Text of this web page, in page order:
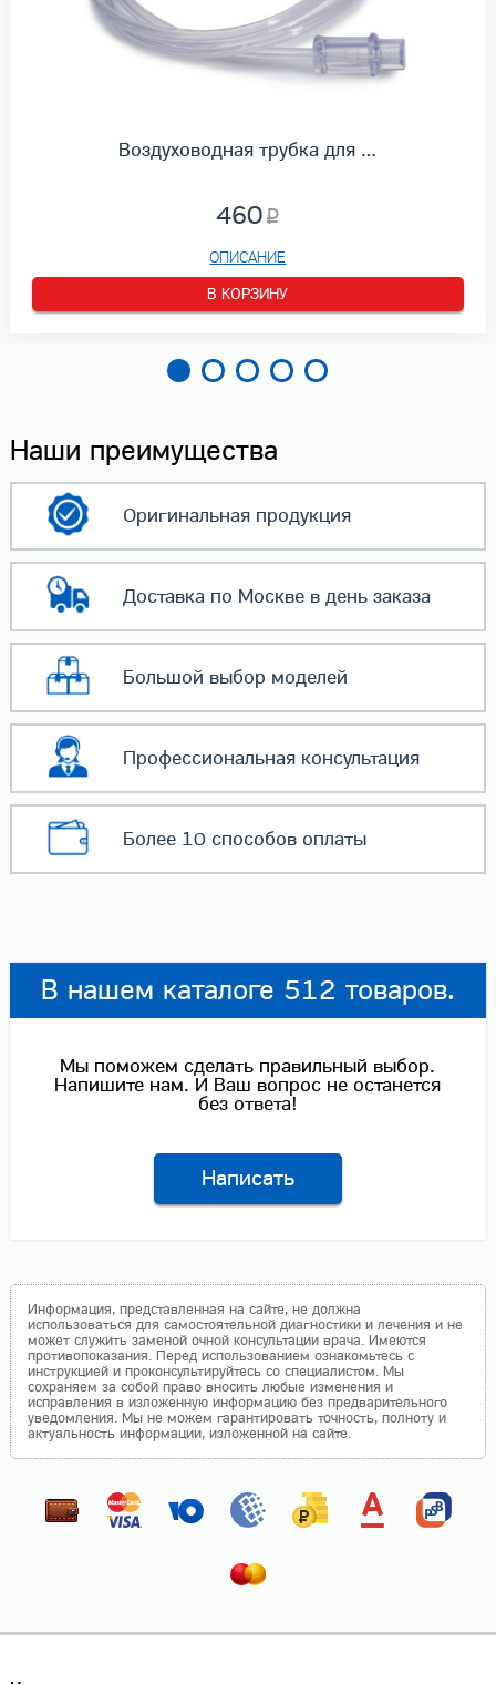
Воздуховодная трубка для …
460
ОПИСАНИЕ
В КОРЗИНУ
Наши преимущества
Оригинальнаяпродукция
Доставка по Москвев день заказа
Большой выбор моделей
Профессиональнаяконсультация
Более 10 способовоплаты
В нашем каталоге 512 товаров.
Мы поможем сделать правильный выбор.
Напишите нам. И Ваш вопрос не останется
без ответа!
Написать
Информация, представленная на сайте, не должна
использоваться для самостоятельной диагностики и лечения и не
может служить заменой очной консультации врача. Имеются
противопоказания. Перед использованием ознакомьтесь с
инструкцией и проконсультируйтесь со специалистом. Мы
сохраняем за собой право вносить любые изменения и
исправления в изложенную информацию без предварительного
уведомления. Мы не можем гарантировать точность, полноту и
актуальность информации, изложенной на сайте.